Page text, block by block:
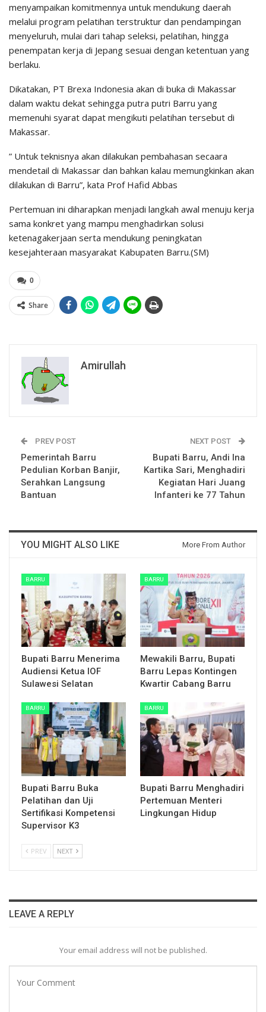
menyampaikan komitmennya untuk mendukung daerah
melalui program pelatihan terstruktur dan pendampingan
menyeluruh, mulai dari tahap seleksi, pelatihan, hingga
penempatan kerja di Jepang sesuai dengan ketentuan yang
berlaku.
Dikatakan, PT Brexa Indonesia akan di buka di Makassar
dalam waktu dekat sehingga putra putri Barru yang
memenuhi syarat dapat mengikuti pelatihan tersebut di
Makassar.
” Untuk teknisnya akan dilakukan pembahasan secaara
mendetail di Makassar dan bahkan kalau memungkinkan akan
dilakukan di Barru”, kata Prof Hafid Abbas
Pertemuan ini diharapkan menjadi langkah awal menuju kerja
sama konkret yang mampu menghadirkan solusi
ketenagakerjaan serta mendukung peningkatan
kesejahteraan masyarakat Kabupaten Barru.(SM)
0
Share
Amirullah
PREV POST
Pemerintah Barru
Pedulian Korban Banjir,
Serahkan Langsung
Bantuan
NEXT POST
Bupati Barru, Andi Ina
Kartika Sari, Menghadiri
Kegiatan Hari Juang
Infanteri ke 77 Tahun
YOU MIGHT ALSO LIKE More From Author
BARRU
Bupati Barru Menerima
Audiensi Ketua IOF
Sulawesi Selatan
BARRU
Mewakili Barru, Bupati
Barru Lepas Kontingen
Kwartir Cabang Barru
BARRU
Bupati Barru Buka
Pelatihan dan Uji
Sertifikasi Kompetensi
Supervisor K3
BARRU
Bupati Barru Menghadiri
Pertemuan Menteri
Lingkungan Hidup
PREV NEXT
LEAVE A REPLY
Your email address will not be published.